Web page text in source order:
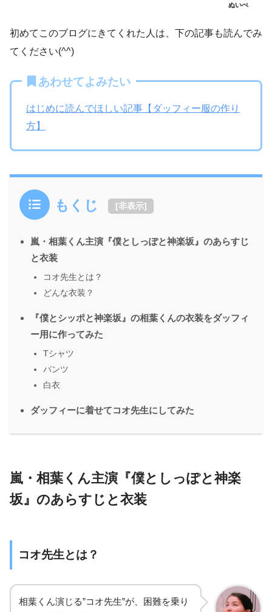
ぬいぺ
初めてこのブログにきてくれた人は、下の記事も読んでみ
てください(^^)
あわせてよみたい
はじめに読んでほしい記事【ダッフィー服の作り
方】
もくじ [非表示]
嵐・相葉くん主演『僕としっぽと神楽坂』のあらすじ
と衣装
コオ先生とは？
どんな衣装？
『僕とシッポと神楽坂』の相葉くんの衣装をダッフィ
ー用に作ってみた
Tシャツ
パンツ
白衣
ダッフィーに着せてコオ先生にしてみた
嵐・相葉くん主演『僕としっぽと神楽
坂』のあらすじと衣装
コオ先生とは？
相葉くん演じる”コオ先生”が、困難を乗り